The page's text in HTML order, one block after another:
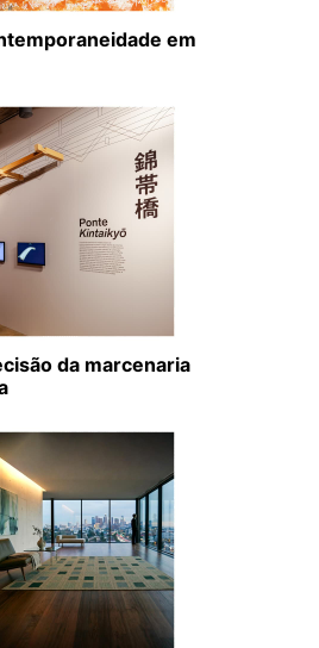
em
da marcenaria